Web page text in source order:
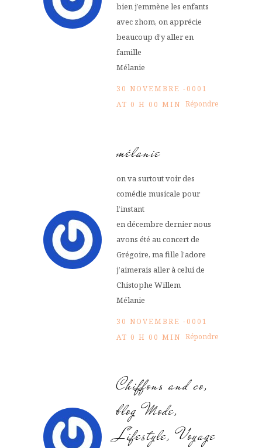
bien j’emmène les enfants
avec zhom, on apprécie
beaucoup d’y aller en
famille
Mélanie
30 NOVEMBRE -0001
AT 0 H 00 MIN Répondre
mélanie
on va surtout voir des
comédie musicale pour
l’instant
en décembre dernier nous
avons été au concert de
Grégoire, ma fille l’adore
j’aimerais aller à celui de
Chistophe Willem
Mélanie
30 NOVEMBRE -0001
AT 0 H 00 MIN Répondre
Chiffons and co,
blog Mode,
Lifestyle, Voyage